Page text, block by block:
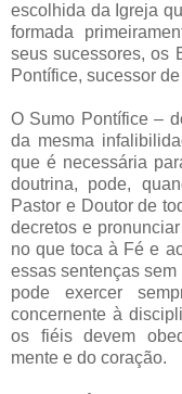
escolhida da Igreja
formada
seus sucessores, os
Pontífice, sucessor
O Sumo Pontífice –
da mesma
que é necessária
doutrina, pode,
Pastor e Doutor de
decretos e
no que toca à Fé e
essas sentenças
pode exercer
concernente à
os fiéis devem
mente e do coração.